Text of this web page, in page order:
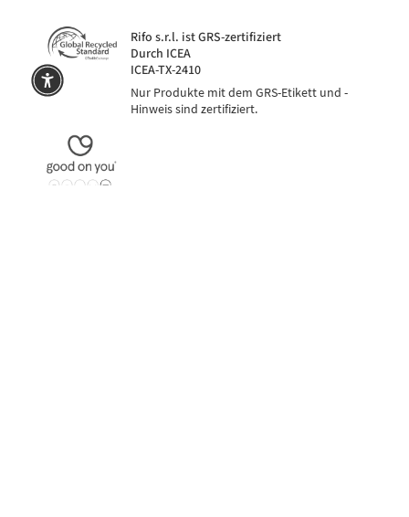
Rifo s.r.l. ist GRS-zertifiziert
Durch ICEA
ICEA-TX-2410
Nur Produkte mit dem GRS-Etikett und -
Hinweis sind zertifiziert.